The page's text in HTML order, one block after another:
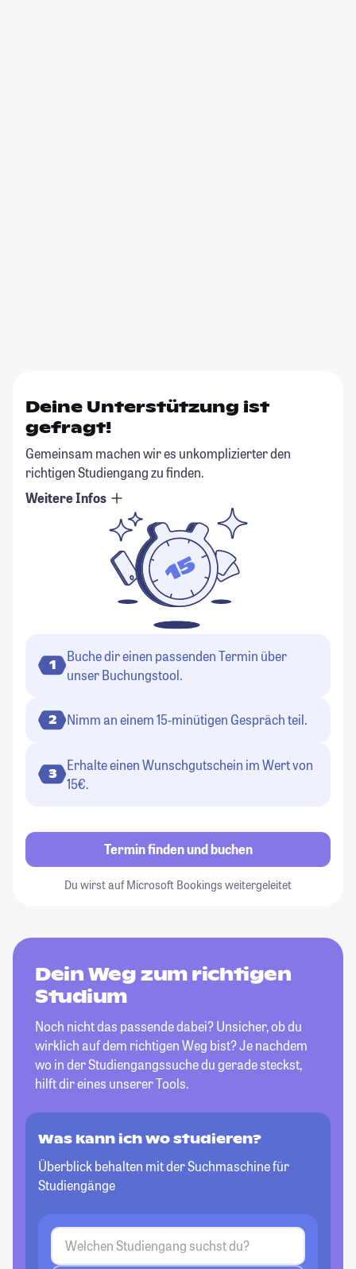
Deine Unterstützung ist
gefragt!
Gemeinsam machen wir es unkomplizierter den
richtigen Studiengang zu finden.
Weitere Infos
1
Buche dir einen passenden Termin über
unser Buchungstool.
2 Nimm an einem 15-minütigen Gespräch teil.
3
Erhalte einen Wunschgutschein im Wert von
15€.
Termin finden und buchen
Du wirst auf Microsoft Bookings weitergeleitet
Dein Weg zum richtigen
Studium
Noch nicht das passende dabei? Unsicher, ob du
wirklich auf dem richtigen Weg bist? Je nachdem
wo in der Studiengangssuche du gerade steckst,
hilft dir eines unserer Tools.
Was kann ich wo studieren?
Überblick behalten mit der Suchmaschine für
Studiengänge